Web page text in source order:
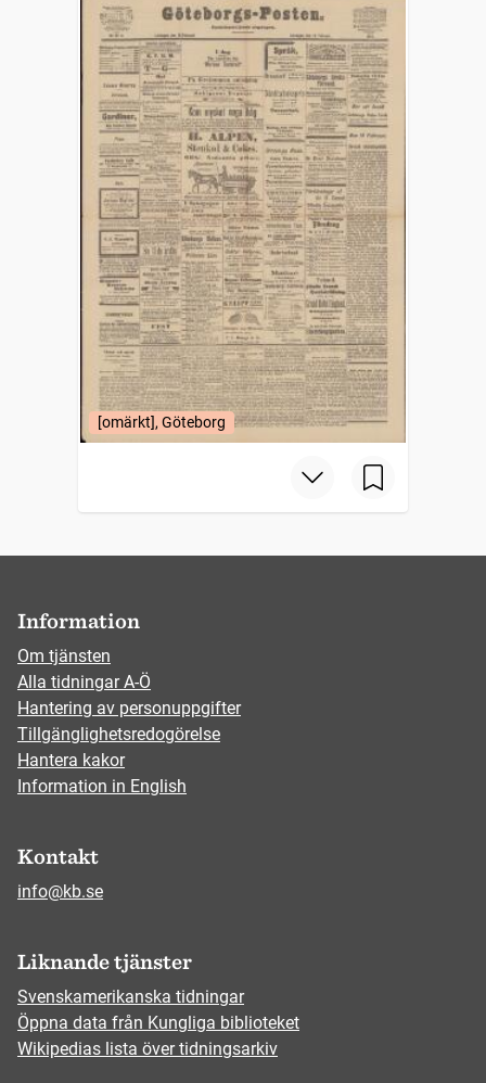
[omärkt], Göteborg
Information
Om tjänsten
Alla tidningar A-Ö
Hantering av personuppgifter
Tillgänglighetsredogörelse
Hantera kakor
Information in English
Kontakt
info@kb.se
Liknande tjänster
Svenskamerikanska tidningar
Öppna data från Kungliga biblioteket
Wikipedias lista över tidningsarkiv